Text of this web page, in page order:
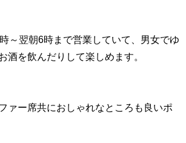
～翌朝6時まで営業していて、男女でゆ
酒を飲んだりして楽しめます。
ァー席共におしゃれなところも良いポ